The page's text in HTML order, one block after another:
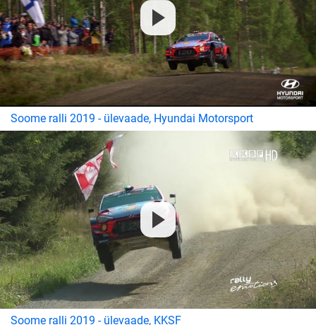
Soome ralli 2019 - ülevaade, Hyundai Motorsport
Soome ralli 2019 - ülevaade, KKSF